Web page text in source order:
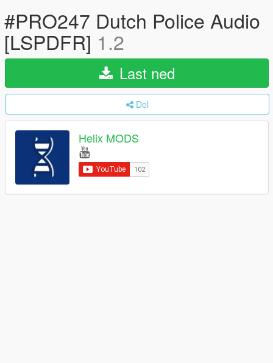
#PRO247 Dutch Police Audio
[LSPDFR] 1.2
Last ned
Del
Helix MODS